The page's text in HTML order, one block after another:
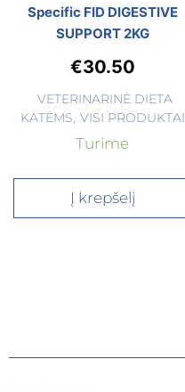
Specific FID DIGESTIVE
SUPPORT 2KG
€30.50
VETERINARINĖ DIETA
KATĖMS VISI PRODUKTAI
Turime
Į krepšelį